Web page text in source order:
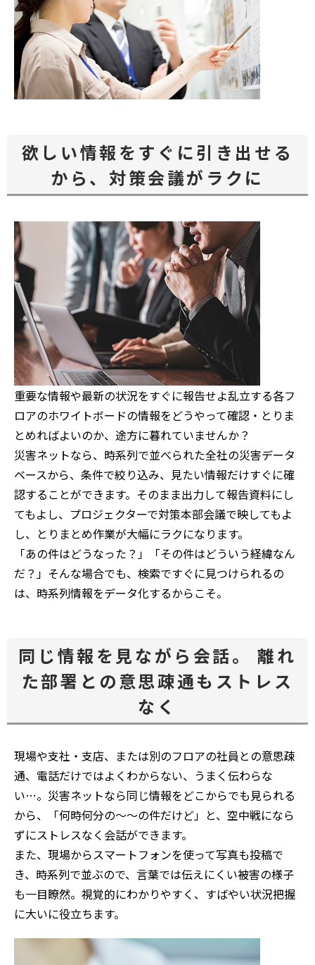
欲しい情報をすぐに引き出せる
から、対策会議がラクに
重要な情報や最新の状況をすぐに報告せよ――乱立する各フ
ロアのホワイトボードの情報をどうやって確認・とりま
とめればよいのか、途方に暮れていませんか？
災害ネットなら、時系列で並べられた全社の災害データ
ベースから、条件で絞り込み、見たい情報だけすぐに確
認することができます。そのまま出力して報告資料にし
てもよし、プロジェクターで対策本部会議で映してもよ
し、とりまとめ作業が大幅にラクになります。
「あの件はどうなった？」「その件はどういう経緯なん
だ？」そんな場合でも、検索ですぐに見つけられるの
は、時系列情報をデータ化するからこそ。
同じ情報を見ながら会話。 離れ
た部署との意思疎通もストレス
なく
現場や支社・支店、または別のフロアの社員との意思疎
通、電話だけではよくわからない、うまく伝わらな
い…。災害ネットなら同じ情報をどこからでも見られる
から、「何時何分の～～の件だけど」と、空中戦になら
ずにストレスなく会話ができます。
また、現場からスマートフォンを使って写真も投稿で
き、時系列で並ぶので、言葉では伝えにくい被害の様子
も一目瞭然。視覚的にわかりやすく、すばやい状況把握
に大いに役立ちます。